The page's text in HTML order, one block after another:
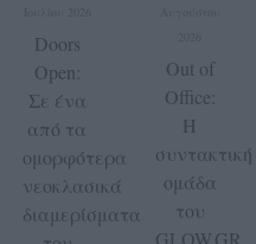
Doors
Open:
Σε ένα
από τα
ομορφότερα
νεοκλασικά
διαμερίσματα
Out of
Office:
Η
συντακτική
ομάδα
του
GLOW.GR